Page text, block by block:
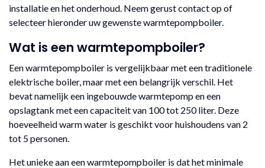
installatie en het onderhoud. Neem gerust contact op of
selecteer hieronder uw gewenste warmtepompboiler.
Wat is een warmtepompboiler?
Een warmtepompboiler is vergelijkbaar met een traditionele
elektrische boiler, maar met een belangrijk verschil. Het
bevat namelijk een ingebouwde warmtepomp en een
opslagtank met een capaciteit van 100 tot 250 liter. Deze
hoeveelheid warm water is geschikt voor huishoudens van 2
tot 5 personen.
Het unieke aan een warmtepompboiler is dat het minimale